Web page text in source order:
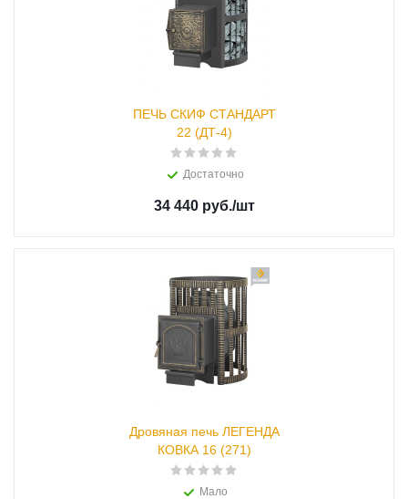
ПЕЧЬ СКИФ СТАНДАРТ
22 (ДТ-4)
Достаточно
34 440 руб./шт
Дровяная печь ЛЕГЕНДА
КОВКА 16 (271)
Мало